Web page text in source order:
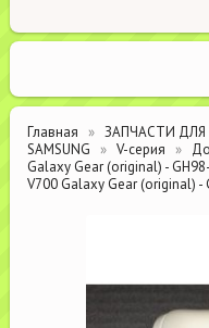
Главная
ЗАПЧАСТИ
SAMSUNG
V-серия
Galaxy Gear (original) -
V700 Galaxy Gear (original) -